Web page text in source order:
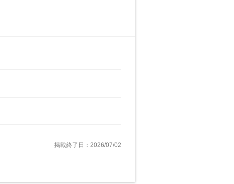
掲載終了日：2026/07/02